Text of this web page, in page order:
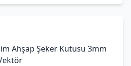
Ahşap Şeker Kutusu 3mm